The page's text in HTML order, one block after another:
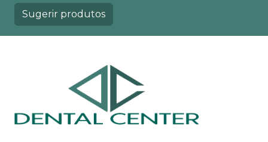
Sugerir produtos